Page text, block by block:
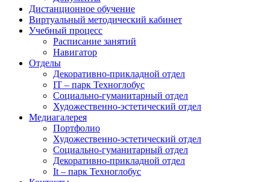
Дистанционное обучение
Виртуальный методический кабинет
Учебный процесс
Расписание занятий
Навигатор
Отделы
Декоративно-прикладной отдел
IT – парк Техноглобус
Социально-гуманитарный отдел
Художественно-эстетический отдел
Медиагалерея
Портфолио
Художественно-эстетический отдел
Социально-гуманитарный отдел
Декоративно-прикладной отдел
It – парк Техноглобус